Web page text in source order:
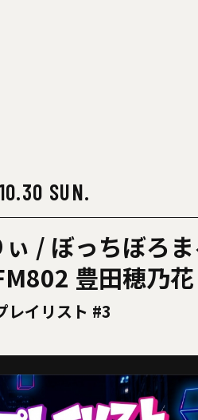
SUN.
/ ぼっちぼろま
豊田穂乃花
レイリスト #3